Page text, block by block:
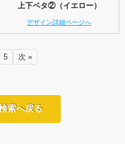
上下ベタ②（イエロー）
デザイン詳細ページへ
5 次 »
索へ戻る